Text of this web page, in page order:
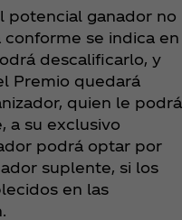
potencial ganador no
se indica en
descalificarlo, y
Premio quedará
quien le podrá
a su exclusivo
podrá optar por
suplente, si los
en las